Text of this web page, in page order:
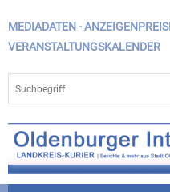
MEDIADATEN -
VERANSTALTUNGSKALENDER